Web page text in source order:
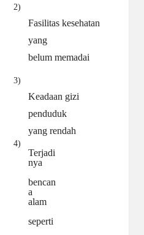
2)
Fasilitas kesehatan
yang
belum memadai
3)
Keadaan gizi
penduduk
yang rendah
4)
Terjadi
nya
bencan
a
alam
seperti